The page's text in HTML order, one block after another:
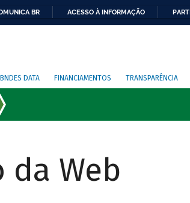
BR ACESSO À INFORMAÇÃO
BNDES DATA FINANCIAMENTOS TRANSPARÊNCIA
Web